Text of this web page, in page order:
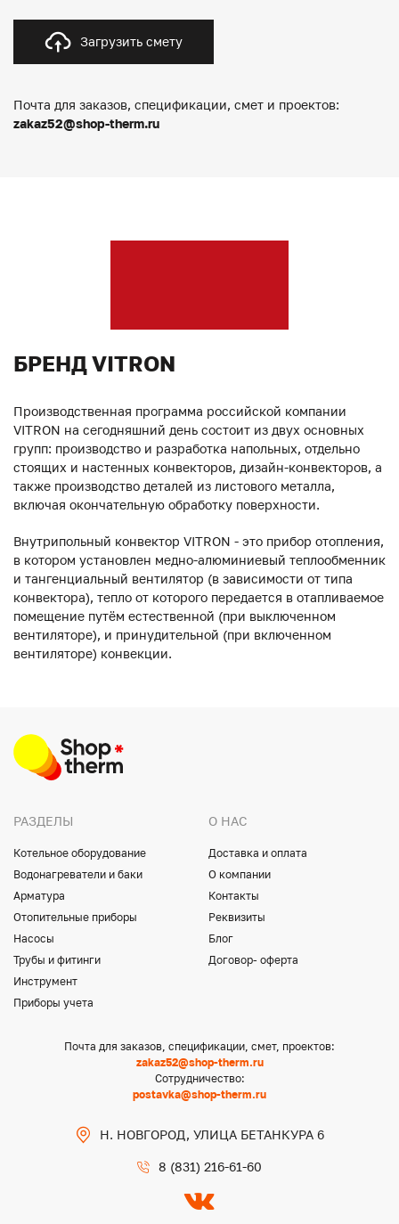
Загрузить смету
Почта для заказов, спецификации, смет и проектов:
zakaz52@shop-therm.ru
БРЕНД VITRON
Производственная программа российской компании
VITRON на сегодняшний день состоит из двух основных
групп: производство и разработка напольных, отдельно
стоящих и настенных конвекторов, дизайн-конвекторов, а
также производство деталей из листового металла,
включая окончательную обработку поверхности.
Внутрипольный конвектор VITRON - это прибор отопления,
в котором установлен медно-алюминиевый теплообменник
и тангенциальный вентилятор (в зависимости от типа
конвектора), тепло от которого передается в отапливаемое
помещение путём естественной (при выключенном
вентиляторе), и принудительной (при включенном
вентиляторе) конвекции.
РАЗДЕЛЫ
Котельное оборудование
Водонагреватели и баки
Арматура
Отопительные приборы
Насосы
Трубы и фитинги
Инструмент
Приборы учета
О НАС
Доставка и оплата
О компании
Контакты
Реквизиты
Блог
Договор- оферта
Почта для заказов, спецификации, смет, проектов:
zakaz52@shop-therm.ru
Сотрудничество:
postavka@shop-therm.ru
Н. НОВГОРОД, УЛИЦА БЕТАНКУРА 6
8 (831) 216-61-60